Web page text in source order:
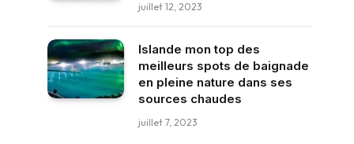
juillet 12, 2023
Islande mon top des
meilleurs spots de baignade
en pleine nature dans ses
sources chaudes
juillet 7, 2023